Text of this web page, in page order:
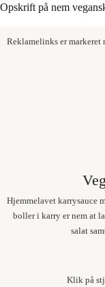
Opskrift på nem
Reklamelinks er markeret
Hjemmelavet karrysauce
boller i karry er nem at
salat
Klik på